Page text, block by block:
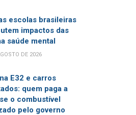
escolas brasileiras
impactos das
saúde mental
DE 2026
E32 e carros
quem paga a
o combustível
pelo governo